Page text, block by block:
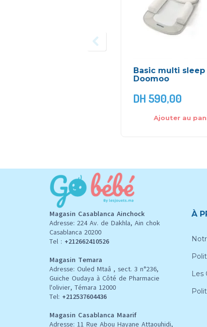
Basic multi sleep
Doomoo
DH 590,00
Ajouter au
Magasin Casablanca Ainchock
Adresse: 224 Av. de Dakhla, Ain chok
Casablanca 20200
Tel : +212662410526
Magasin Temara
Adresse: Ouled Mtaâ , sect. 3 n°236,
Guiche Oudaya à Côté de Pharmacie
l'olivier, Témara 12000
Tel: +212537604436
Magasin Casablanca Maarif
Adresse: 11 Rue Abou Hayane Attaouhidi,
À
Les